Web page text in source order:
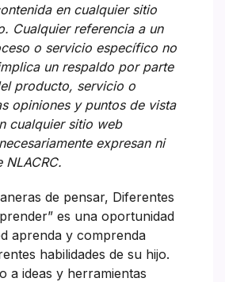
en cualquier sitio
Cualquier referencia a un
o servicio específico no
un respaldo por parte
producto, servicio o
opiniones y puntos de vista
cualquier sitio web
expresan ni
de pensar, Diferentes
es una oportunidad
aprenda y comprenda
habilidades de su hijo.
a ideas y herramientas